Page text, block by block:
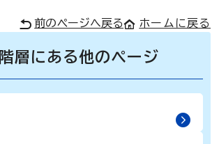
前のページへ戻る ホームに戻る
層にある他のページ